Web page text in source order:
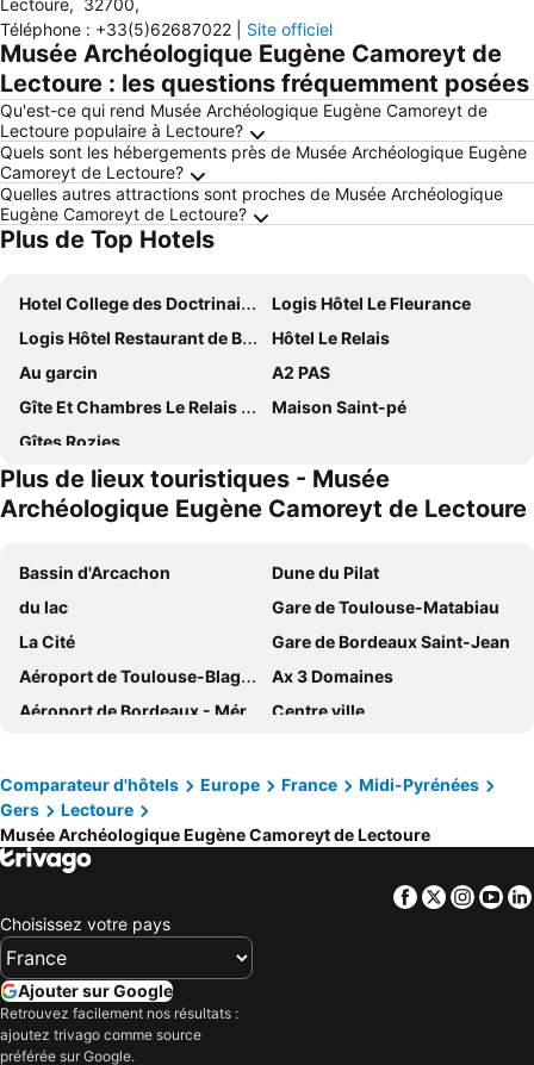
Lectoure, 32700,
Téléphone : +33(5)62687022 Site officiel
Musée Archéologique Eugène Camoreyt de
Lectoure : les questions fréquemment posées
Qu'est-ce qui rend Musée Archéologique Eugène Camoreyt de
Lectoure populaire à Lectoure?
Quels sont les hébergements près de Musée Archéologique Eugène
Camoreyt de Lectoure?
Quelles autres attractions sont proches de Musée Archéologique
Eugène Camoreyt de Lectoure?
Plus de Top Hotels
Hotel College des Doctrinaires, BW Premier Collection
Logis Hôtel Le Fleurance
Logis Hôtel Restaurant de Bastar
Hôtel Le Relais
Au garcin
A2 PAS
Gîte Et Chambres Le Relais De St Jacques
Maison Saint-pé
Gîtes Rozies
Plus de lieux touristiques - Musée
Archéologique Eugène Camoreyt de Lectoure
Bassin d'Arcachon
Dune du Pilat
du lac
Gare de Toulouse-Matabiau
La Cité
Gare de Bordeaux Saint-Jean
Aéroport de Toulouse-Blagnac
Ax 3 Domaines
Aéroport de Bordeaux - Mérignac
Centre ville
Vallée d'Ossau
Lac de Payolle
Station de Ski Gourette Eaux Bonnes
La Feria
Lac des Bouillouses
Parc des Expositions de Bordeaux-Lac
Capitole de Toulouse
Fêtes de Bayonne
Caldea - Centre Thermoludique d'Andorre
Les Angles Ski Resort
Centrale de Hossegor
Comparateur d'hôtels Europe France
Midi-Pyrénées
Gers
Lectoure
Musée Archéologique Eugène Camoreyt de Lectoure
Facebook
Twitter
Choisissez votre pays
Ajouter sur Google
Retrouvez facilement nos résultats :
ajoutez trivago comme source
préférée sur Google.